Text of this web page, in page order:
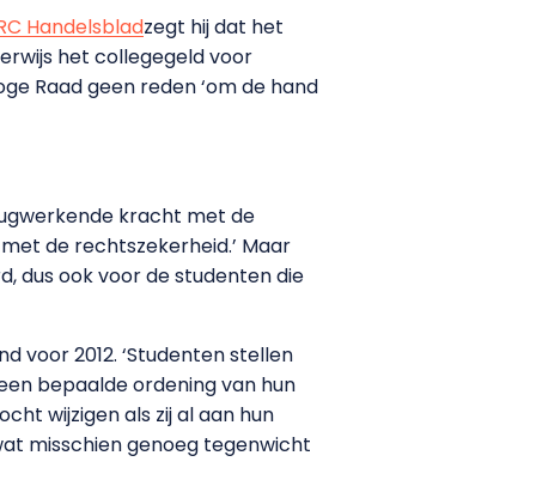
Handelsbladzegt hij dat het
het collegegeld voor
Raad geen reden ‘om de hand
kracht met de
de rechtszekerheid.’ Maar
dus ook voor de studenten die
voor 2012. ‘Studenten stellen
bepaalde ordening van hun
wijzigen als zij al aan hun
misschien genoeg tegenwicht